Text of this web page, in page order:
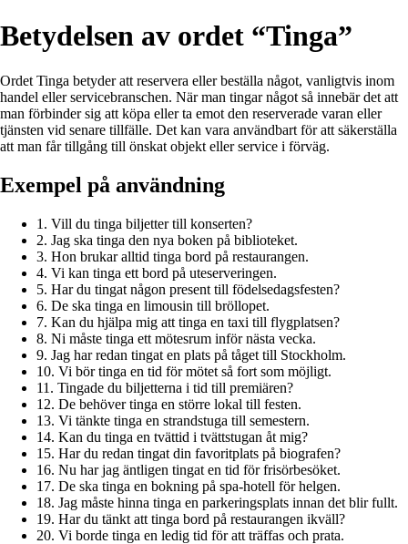
Betydelsen av ordet “Tinga”
Ordet Tinga betyder att reservera eller beställa något, vanligtvis inom
handel eller servicebranschen. När man tingar något så innebär det att
man förbinder sig att köpa eller ta emot den reserverade varan eller
tjänsten vid senare tillfälle. Det kan vara användbart för att säkerställa
att man får tillgång till önskat objekt eller service i förväg.
Exempel på användning
1. Vill du tinga biljetter till konserten?
2. Jag ska tinga den nya boken på biblioteket.
3. Hon brukar alltid tinga bord på restaurangen.
4. Vi kan tinga ett bord på uteserveringen.
5. Har du tingat någon present till födelsedagsfesten?
6. De ska tinga en limousin till bröllopet.
7. Kan du hjälpa mig att tinga en taxi till flygplatsen?
8. Ni måste tinga ett mötesrum inför nästa vecka.
9. Jag har redan tingat en plats på tåget till Stockholm.
10. Vi bör tinga en tid för mötet så fort som möjligt.
11. Tingade du biljetterna i tid till premiären?
12. De behöver tinga en större lokal till festen.
13. Vi tänkte tinga en strandstuga till semestern.
14. Kan du tinga en tvättid i tvättstugan åt mig?
15. Har du redan tingat din favoritplats på biografen?
16. Nu har jag äntligen tingat en tid för frisörbesöket.
17. De ska tinga en bokning på spa-hotell för helgen.
18. Jag måste hinna tinga en parkeringsplats innan det blir fullt.
19. Har du tänkt att tinga bord på restaurangen ikväll?
20. Vi borde tinga en ledig tid för att träffas och prata.